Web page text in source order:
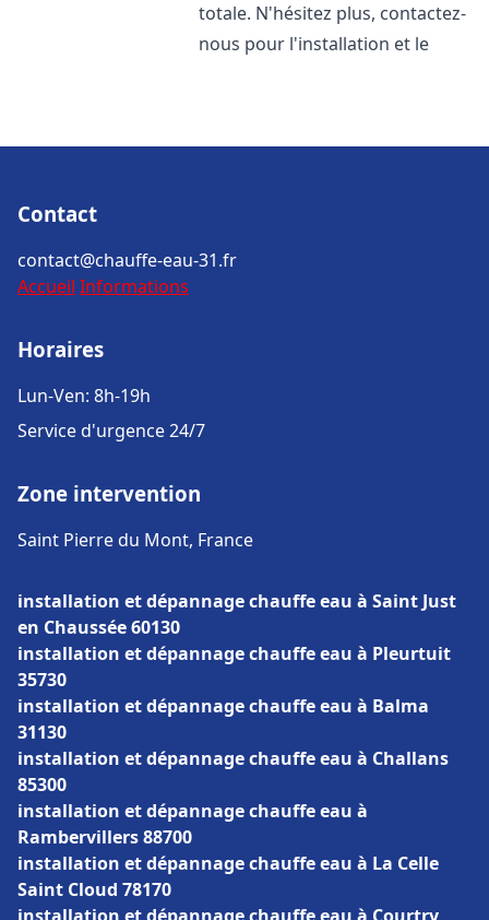
totale. N'hésitez plus, contactez-
nous pour l'installation et le
Contact
contact@chauffe-eau-31.fr
Accueil Informations
Horaires
Lun-Ven: 8h-19h
Service d'urgence 24/7
Zone intervention
Saint Pierre du Mont, France
installation et dépannage chauffe eau à Saint Just
en Chaussée 60130
installation et dépannage chauffe eau à Pleurtuit
35730
installation et dépannage chauffe eau à Balma
31130
installation et dépannage chauffe eau à Challans
85300
installation et dépannage chauffe eau à
Rambervillers 88700
installation et dépannage chauffe eau à La Celle
Saint Cloud 78170